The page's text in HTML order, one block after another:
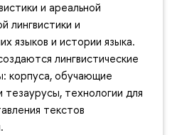
и ареальной
лингвистики и
языков и истории языка.
лингвистические
корпуса, обучающие
технологии для
текстов